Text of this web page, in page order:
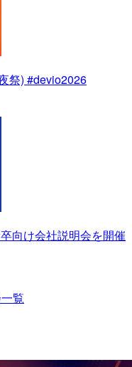
祭) #devio2026
向け会社説明会を開催
覧